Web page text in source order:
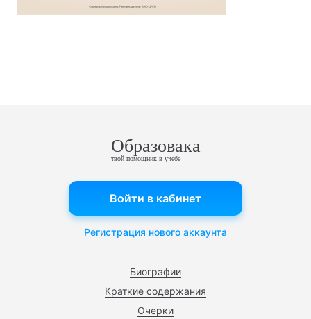
Образовака
твой помощник в учебе
Биографии
Краткие содержания
Очерки
Войти в кабинет
Регистрация нового аккаунта